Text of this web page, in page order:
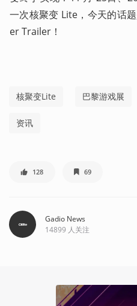
一次核聚变 Lite，今天的话
er Trailer！
核聚变Lite 巴黎游戏展
资讯
128 69
Gadio News
14899 人关注